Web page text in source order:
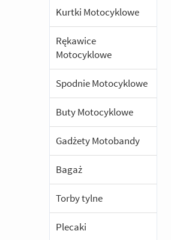
Kurtki Motocyklowe
Rękawice
Motocyklowe
Spodnie Motocyklowe
Buty Motocyklowe
Gadżety Motobandy
Bagaż
Torby tylne
Plecaki